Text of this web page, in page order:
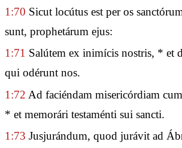
1:70 Sicut locútus est per os
sunt, prophetárum ejus:
1:71 Salútem ex inimícis nostris, * et
qui odérunt nos.
1:72 Ad faciéndam misericórdiam
* et memorári testaménti sui sancti.
1:73 Jusjurándum, quod jurávit ad